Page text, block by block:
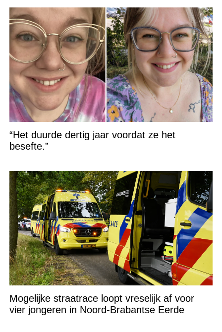
“Het duurde dertig jaar voordat ze het
besefte.”
Mogelijke straatrace loopt vreselijk af voor
vier jongeren in Noord-Brabantse Eerde